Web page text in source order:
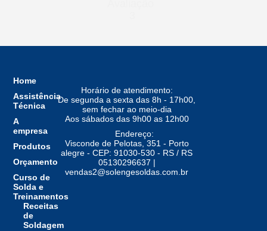
Home
Assistência
Técnica
A
empresa
Produtos
Orçamento
Curso de
Solda e
Treinamentos
Receitas
de
Soldagem
Horário de atendimento:
De segunda a sexta das 8h - 17h00,
sem fechar ao meio-dia
Aos sábados das 9h00 as 12h00
Endereço:
Visconde de Pelotas, 351 - Porto
alegre - CEP: 91030-530 - RS / RS
05130296637 |
vendas2@solengesoldas.com.br